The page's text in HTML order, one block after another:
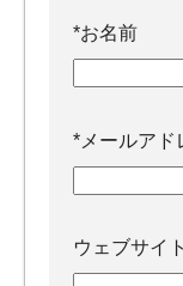
*お名前
* メールアド
ウェブサイト